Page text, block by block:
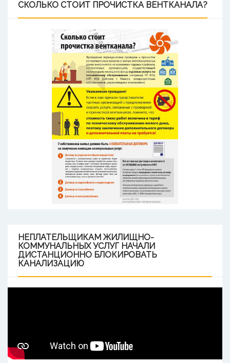
СКОЛЬКО СТОИТ ПРОЧИСТКА ВЕНТКАНАЛА?
НЕПЛАТЕЛЬЩИКАМ ЖИЛИЩНО-
КОММУНАЛЬНЫХ УСЛУГ НАЧАЛИ
ДИСТАНЦИОННО БЛОКИРОВАТЬ
КАНАЛИЗАЦИЮ